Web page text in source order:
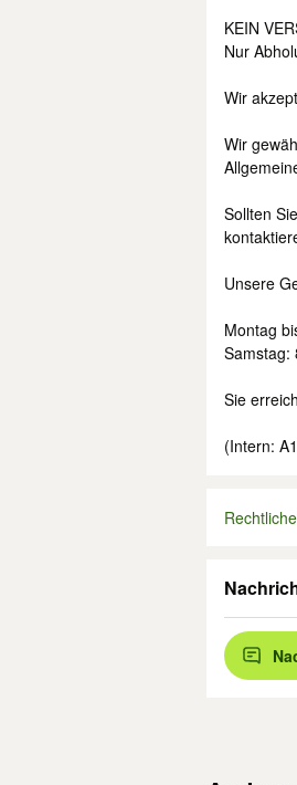
KEIN
Nur
Wir
Wir
Sollten
Unsere
Montag
Samstag:
Sie
(Intern: